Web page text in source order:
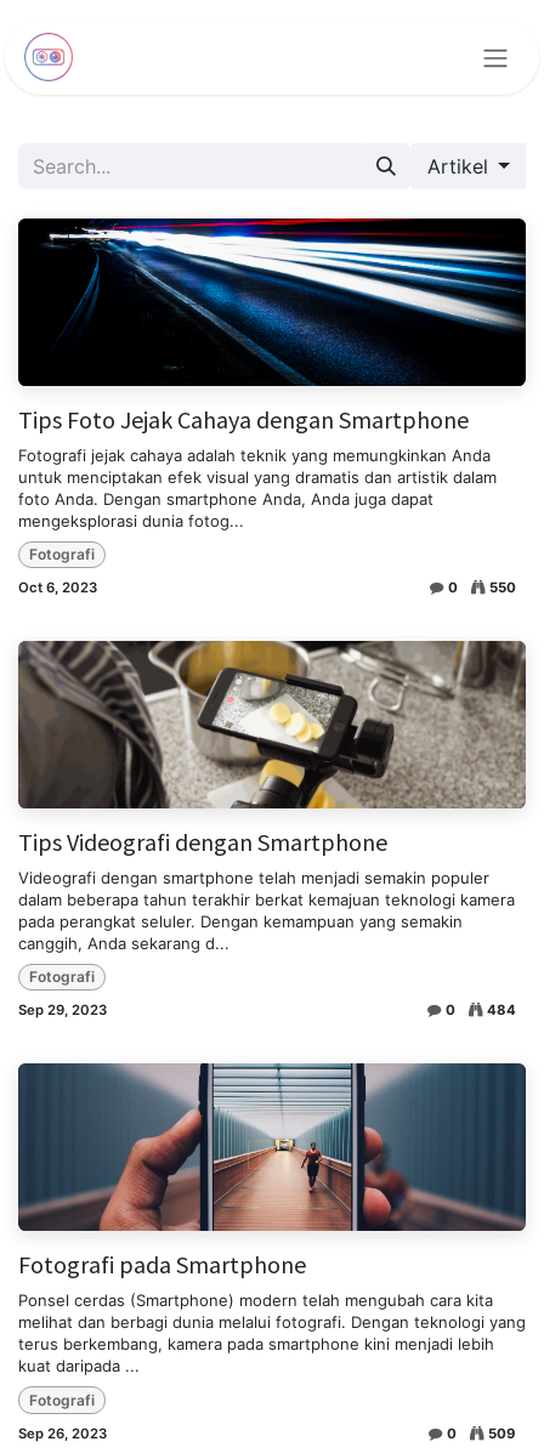
Artikel
Tips Foto Jejak Cahaya dengan Smartphone
Fotografi jejak cahaya adalah teknik yang memungkinkan Anda
untuk menciptakan efek visual yang dramatis dan artistik dalam
foto Anda. Dengan smartphone Anda, Anda juga dapat
mengeksplorasi dunia fotog...
Fotografi
Oct 6, 2023 0 550
Tips Videografi dengan Smartphone
Videografi dengan smartphone telah menjadi semakin populer
dalam beberapa tahun terakhir berkat kemajuan teknologi kamera
pada perangkat seluler. Dengan kemampuan yang semakin
canggih, Anda sekarang d...
Fotografi
Sep 29, 2023 0 484
Fotografi pada Smartphone
Ponsel cerdas (Smartphone) modern telah mengubah cara kita
melihat dan berbagi dunia melalui fotografi. Dengan teknologi yang
terus berkembang, kamera pada smartphone kini menjadi lebih
kuat daripada ...
Fotografi
Sep 26, 2023 0 509